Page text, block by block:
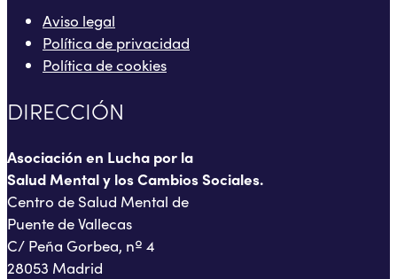
Aviso legal
Política de privacidad
Política de cookies
DIRECCIÓN
Asociación en Lucha por la
Salud Mental y los Cambios Sociales.
Centro de Salud Mental de
Puente de Vallecas
C/ Peña Gorbea, nº 4
28053 Madrid